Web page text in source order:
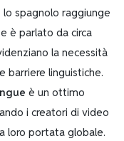
spagnolo raggiunge
è parlato da circa
la necessità
barriere linguistiche.
è un ottimo
i creatori di video
loro portata globale.